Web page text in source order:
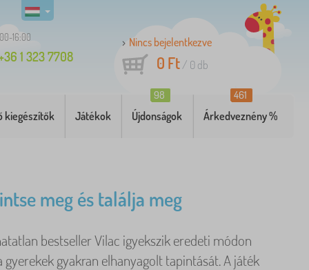
16:00
1 323 7708
Nincs bejelentkezve
0 Ft/ 0 db
kiegészítők Játékok Újdonságok
98
Árkedveznény %
461
meg és találja meg
bestseller Vilac igyekszik eredeti módon
gyerekek gyakran elhanyagolt tapintását. A játék